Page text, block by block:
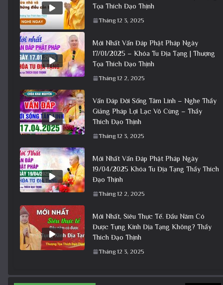
Tọa Thích Đạo Thịnh
Tháng 12 3, 2025
Mới Nhất Vấn Đáp Phật Pháp Ngày
17/01/2025 – Khóa Tu Địa Tạng | Thượng
Tọa Thích Đạo Thịnh
Tháng 12 2, 2025
Vấn Đáp Đời Sống Tâm Linh – Nghe Thầy
Giảng Pháp Lợi Lạc Vô Cùng – Thầy
Thích Đạo Thịnh
Tháng 12 3, 2025
Mới Nhất Vấn Đáp Phật Pháp Ngày
19/04/2025 Khóa Tu Địa Tạng Thầy Thích
Đạo Thịnh
Tháng 12 2, 2025
Mới Nhất, Siêu Thực Tế. Đầu Năm Có
Được Tụng Kinh Địa Tạng Không? Thầy
Thích Đạo Thịnh
Tháng 12 3, 2025